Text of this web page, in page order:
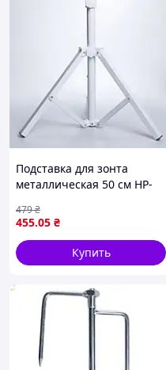
Подставка для зонта
металлическая 50 см HP-
455.05 ₴
479₴
Купить